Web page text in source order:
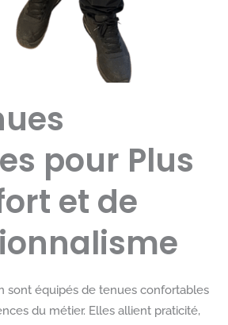
pour Plus
et de
sont équipés de tenues confortables
du métier. Elles allient praticité,